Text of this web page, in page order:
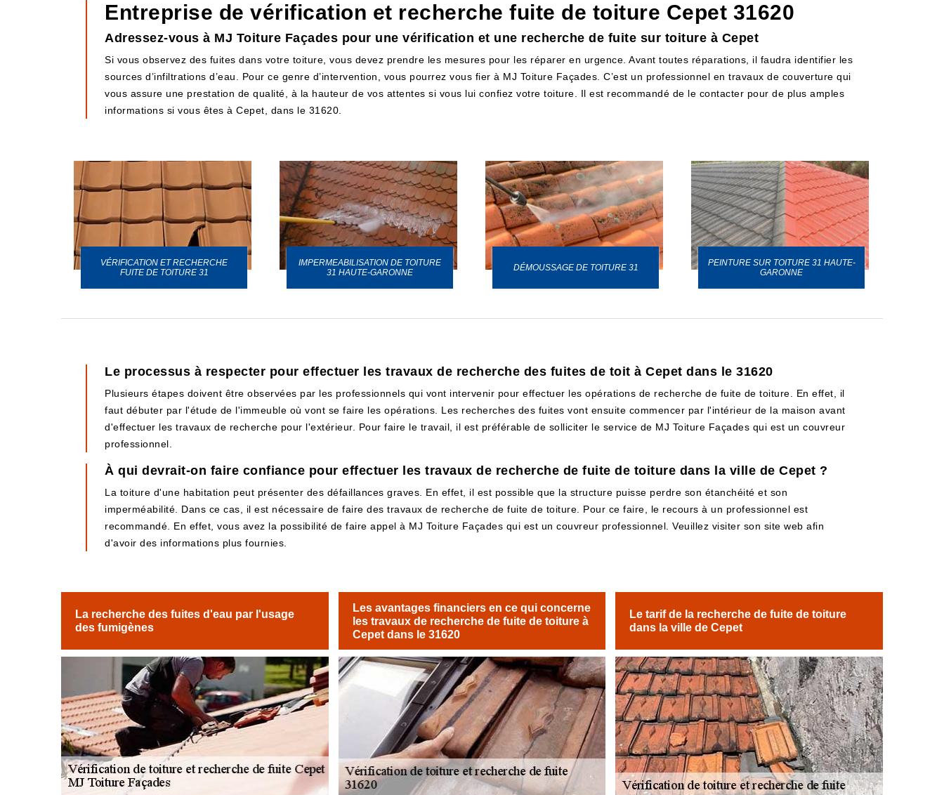
Entreprise de vérification et recherche fuite de toiture Cepet 31620
Adressez-vous à MJ Toiture Façades pour une vérification et une recherche de fuite sur toiture à Cepet
Si vous observez des fuites dans votre toiture, vous devez prendre les mesures pour les réparer en urgence. Avant toutes réparations, il faudra identifier les
sources d’infiltrations d’eau. Pour ce genre d’intervention, vous pourrez vous fier à MJ Toiture Façades. C’est un professionnel en travaux de couverture qui
vous assure une prestation de qualité, à la hauteur de vos attentes si vous lui confiez votre toiture. Il est recommandé de le contacter pour de plus amples
informations si vous êtes à Cepet, dans le 31620.
VÉRIFICATION ET RECHERCHE
FUITE DE TOITURE 31
IMPERMEABILISATION DE TOITURE
31 HAUTE-GARONNE
DÉMOUSSAGE DE TOITURE 31
PEINTURE SUR TOITURE 31 HAUTE-
GARONNE
Le processus à respecter pour effectuer les travaux de recherche des fuites de toit à Cepet dans le 31620
Plusieurs étapes doivent être observées par les professionnels qui vont intervenir pour effectuer les opérations de recherche de fuite de toiture. En effet, il
faut débuter par l'étude de l'immeuble où vont se faire les opérations. Les recherches des fuites vont ensuite commencer par l'intérieur de la maison avant
d'effectuer les travaux de recherche pour l'extérieur. Pour faire le travail, il est préférable de solliciter le service de MJ Toiture Façades qui est un couvreur
professionnel.
À qui devrait-on faire confiance pour effectuer les travaux de recherche de fuite de toiture dans la ville de Cepet ?
La toiture d'une habitation peut présenter des défaillances graves. En effet, il est possible que la structure puisse perdre son étanchéité et son
imperméabilité. Dans ce cas, il est nécessaire de faire des travaux de recherche de fuite de toiture. Pour ce faire, le recours à un professionnel est
recommandé. En effet, vous avez la possibilité de faire appel à MJ Toiture Façades qui est un couvreur professionnel. Veuillez visiter son site web afin
d'avoir des informations plus fournies.
La recherche des fuites d'eau par l'usage
des fumigènes
Les avantages financiers en ce qui concerne
les travaux de recherche de fuite de toiture à
Cepet dans le 31620
Le tarif de la recherche de fuite de toiture
dans la ville de Cepet